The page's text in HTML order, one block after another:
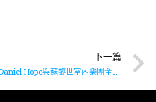
下一篇
Daniel Hope與蘇黎世室內樂團全新演繹《America》